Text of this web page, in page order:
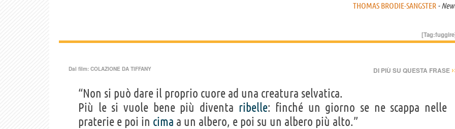
THOMAS BRODIE-SANGSTER -
[Tag:fuggire
Dal film: COLAZIONE DA TIFFANY DI PIÙ SU QUESTA FRASE
“Non si può dare il proprio cuore ad una creatura selvatica.
Più le si vuole bene più diventa ribelle: finché un giorno se ne scappa nelle
praterie e poi in cima a un albero, e poi su un albero più alto.”